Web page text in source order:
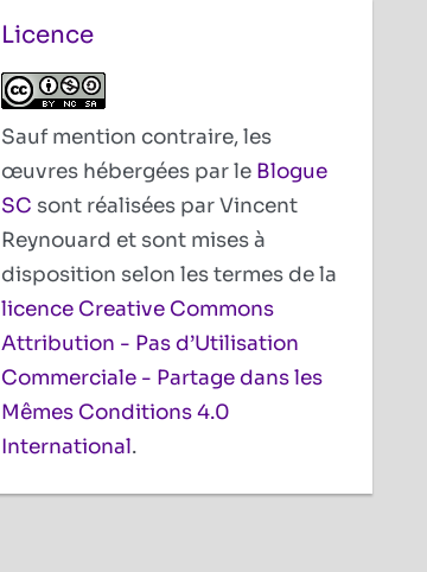
Licence
Sauf mention contraire, les
œuvres hébergées par le Blogue
SC sont réalisées par Vincent
Reynouard et sont mises à
disposition selon les termes de la
licence Creative Commons
Attribution - Pas d’Utilisation
Commerciale - Partage dans les
Mêmes Conditions 4.0
International.